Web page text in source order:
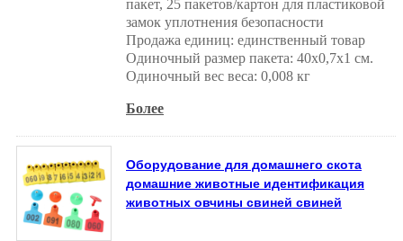
пакет, 25 пакетов/картон для пластиковой
замок уплотнения безопасности
Продажа единиц: единственный товар
Одиночный размер пакета: 40x0,7x1 см.
Одиночный вес веса: 0,008 кг
Более
Оборудование для домашнего скота
домашние животные идентификация
животных овчины свиней свиней